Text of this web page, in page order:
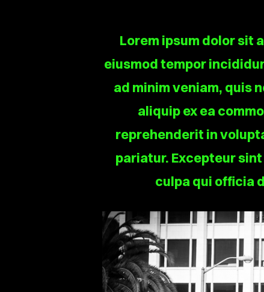
Lorem ipsum dolor sit
eiusmod tempor
ad minim veniam, quis
aliquip ex ea
reprehenderit in
pariatur. Excepteur
culpa qui officia